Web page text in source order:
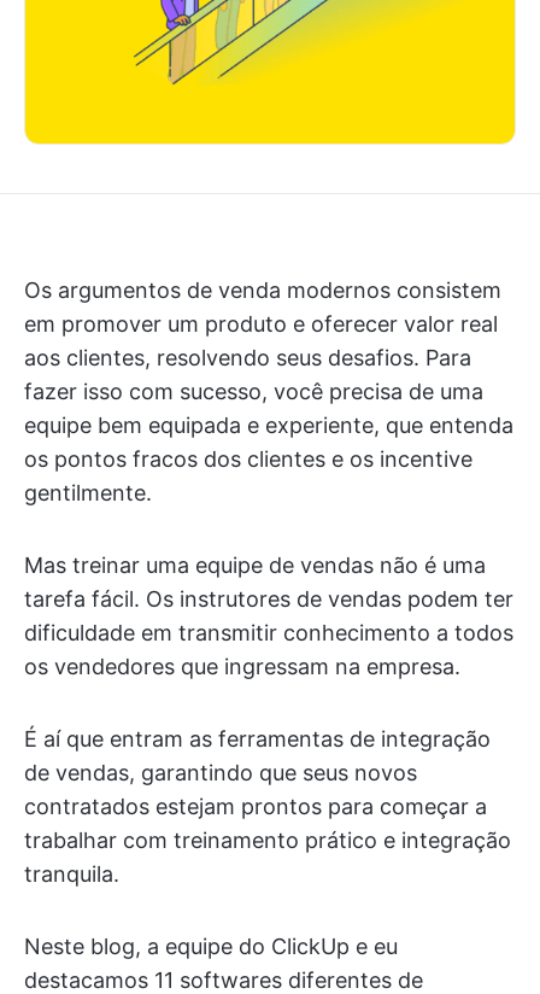
Os argumentos de venda modernos consistem
em promover um produto e oferecer valor real
aos clientes, resolvendo seus desafios. Para
fazer isso com sucesso, você precisa de uma
equipe bem equipada e experiente, que entenda
os pontos fracos dos clientes e os incentive
gentilmente.
Mas treinar uma equipe de vendas não é uma
tarefa fácil. Os instrutores de vendas podem ter
dificuldade em transmitir conhecimento a todos
os vendedores que ingressam na empresa.
É aí que entram as ferramentas de integração
de vendas, garantindo que seus novos
contratados estejam prontos para começar a
trabalhar com treinamento prático e integração
tranquila.
Neste blog, a equipe do ClickUp e eu
destacamos 11 softwares diferentes de